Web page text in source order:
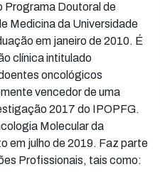
Programa Doutoral de
Medicina da Universidade
em janeiro de 2010. É
clínica intitulado
oncológicos
vencedor de uma
2017 do IPOPFG.
Molecular da
em julho de 2019. Faz parte
Profissionais, tais como: